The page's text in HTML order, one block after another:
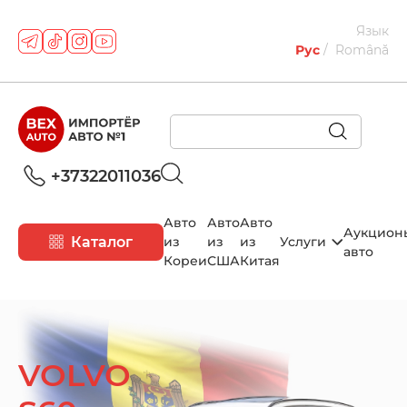
Язык
Рус
Română
+37322011036
Каталог
Авто
из
Кореи
Авто
из
США
Авто
из
Китая
Услуги
авто
VOLVO